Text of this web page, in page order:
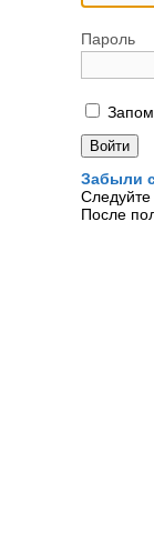
Пароль
Забыли
Следуйте
После